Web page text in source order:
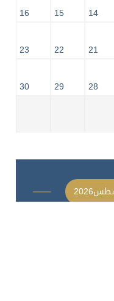
14
15
16
21
22
23
28
29
30